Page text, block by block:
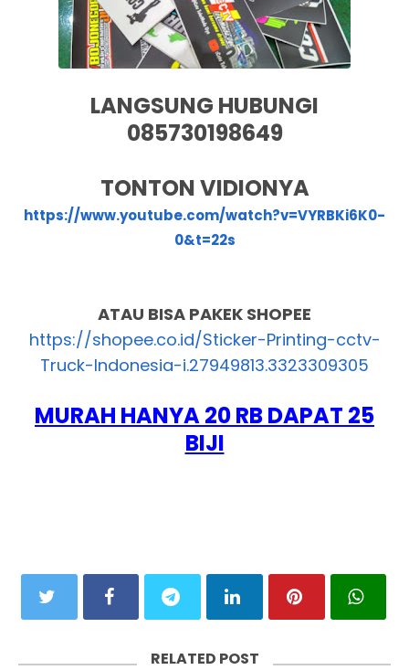
LANGSUNG HUBUNGI
085730198649
TONTON VIDIONYA
https://www.youtube.com/watch?v=VYRBKi6K0-
0&t=22s
ATAU BISA PAKEK SHOPEE
https://shopee.co.id/Sticker-Printing-cctv-
Truck-Indonesia-i.27949813.3323309305
MURAH HANYA 20 RB DAPAT 25
BIJI
RELATED POST